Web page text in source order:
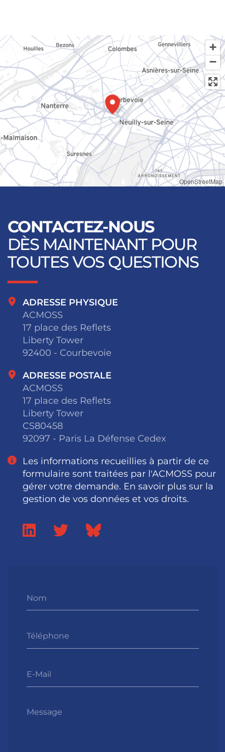
OpenStreetMap
CONTACTEZ-NOUS
DÈS MAINTENANT POUR
TOUTES VOS QUESTIONS
Nom
Téléphone
E-Mail
Message
ADRESSE PHYSIQUE
ACMOSS
17 place des Reflets
Liberty Tower
92400 - Courbevoie
ADRESSE POSTALE
ACMOSS
17 place des Reflets
Liberty Tower
CS80458
92097 - Paris La Défense Cedex
Les informations recueillies à partir de ce
formulaire sont traitées par l'ACMOSS pour
gérer votre demande. En savoir plus sur la
gestion de vos données et vos droits.